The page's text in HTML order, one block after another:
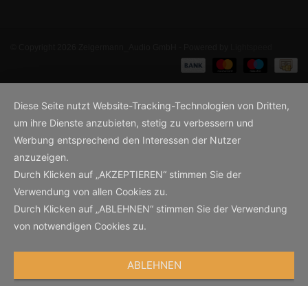
Diese Seite nutzt Website-Tracking-Technologien von Dritten,
um ihre Dienste anzubieten, stetig zu verbessern und
Werbung entsprechend den Interessen der Nutzer
anzuzeigen.
Durch Klicken auf „AKZEPTIEREN“ stimmen Sie der
Verwendung von allen Cookies zu.
Durch Klicken auf „ABLEHNEN“ stimmen Sie der Verwendung
von notwendigen Cookies zu.
ABLEHNEN